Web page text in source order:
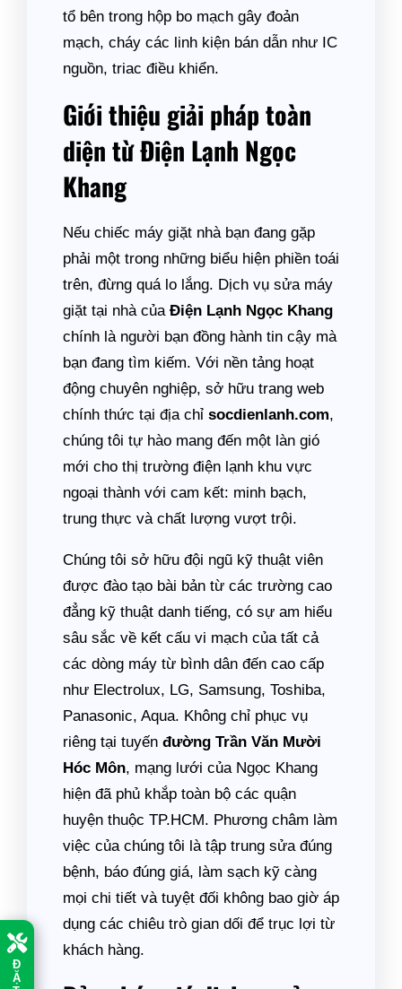
Đ
Ặ
tổ bên trong hộp bo mạch gây đoản
mạch, cháy các linh kiện bán dẫn như IC
nguồn, triac điều khiển.
Giới thiệu giải pháp toàn
diện từ Điện Lạnh Ngọc
Khang
Nếu chiếc máy giặt nhà bạn đang gặp
phải một trong những biểu hiện phiền toái
trên, đừng quá lo lắng. Dịch vụ sửa máy
giặt tại nhà của Điện Lạnh Ngọc Khang
chính là người bạn đồng hành tin cậy mà
bạn đang tìm kiếm. Với nền tảng hoạt
động chuyên nghiệp, sở hữu trang web
chính thức tại địa chỉ socdienlanh.com,
chúng tôi tự hào mang đến một làn gió
mới cho thị trường điện lạnh khu vực
ngoại thành với cam kết: minh bạch,
trung thực và chất lượng vượt trội.
Chúng tôi sở hữu đội ngũ kỹ thuật viên
được đào tạo bài bản từ các trường cao
đẳng kỹ thuật danh tiếng, có sự am hiểu
sâu sắc về kết cấu vi mạch của tất cả
các dòng máy từ bình dân đến cao cấp
như Electrolux, LG, Samsung, Toshiba,
Panasonic, Aqua. Không chỉ phục vụ
riêng tại tuyến đường Trần Văn Mười
Hóc Môn, mạng lưới của Ngọc Khang
hiện đã phủ khắp toàn bộ các quận
huyện thuộc TP.HCM. Phương châm làm
việc của chúng tôi là tập trung sửa đúng
bệnh, báo đúng giá, làm sạch kỹ càng
mọi chi tiết và tuyệt đối không bao giờ áp
dụng các chiêu trò gian dối để trục lợi từ
khách hàng.